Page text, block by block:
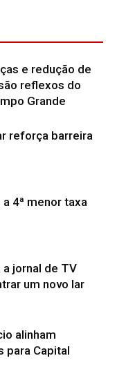
e redução de
reflexos do
Grande
reforça barreira
4ª menor taxa
jornal de TV
um novo lar
alinham
para Capital